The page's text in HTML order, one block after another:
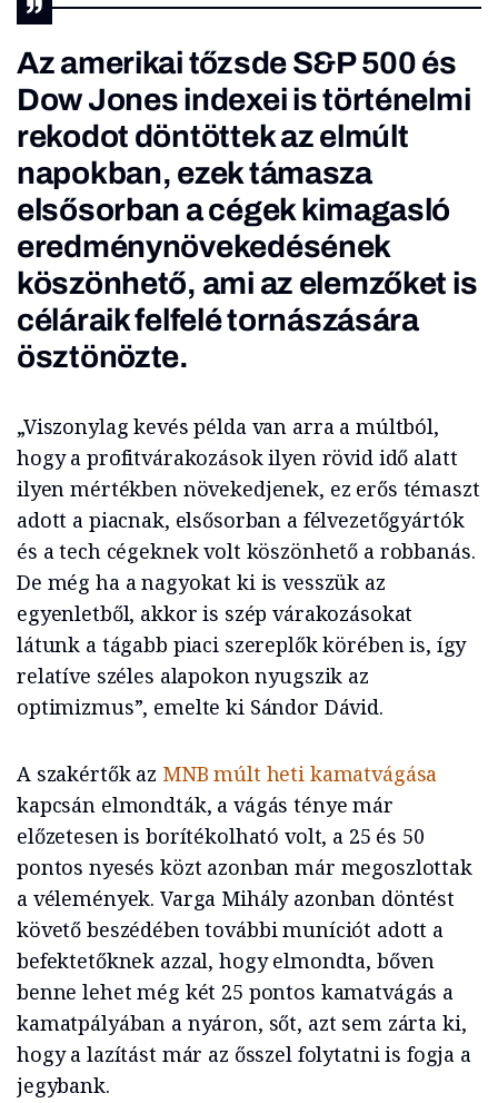
Az amerikai tőzsde S&P 500 és
Dow Jones indexei is történelmi
rekodot döntöttek az elmúlt
napokban, ezek támasza
elsősorban a cégek kimagasló
eredménynövekedésének
köszönhető, ami az elemzőket is
céláraik felfelé tornászására
ösztönözte.
„Viszonylag kevés példa van arra a múltból,
hogy a profitvárakozások ilyen rövid idő alatt
ilyen mértékben növekedjenek, ez erős témaszt
adott a piacnak, elsősorban a félvezetőgyártók
és a tech cégeknek volt köszönhető a robbanás.
De még ha a nagyokat ki is vesszük az
egyenletből, akkor is szép várakozásokat
látunk a tágabb piaci szereplők körében is, így
relatíve széles alapokon nyugszik az
optimizmus”, emelte ki Sándor Dávid.
A szakértők az MNB múlt heti kamatvágása
kapcsán elmondták, a vágás ténye már
előzetesen is borítékolható volt, a 25 és 50
pontos nyesés közt azonban már megoszlottak
a vélemények. Varga Mihály azonban döntést
követő beszédében további muníciót adott a
befektetőknek azzal, hogy elmondta, bőven
benne lehet még két 25 pontos kamatvágás a
kamatpályában a nyáron, sőt, azt sem zárta ki,
hogy a lazítást már az ősszel folytatni is fogja a
jegybank.